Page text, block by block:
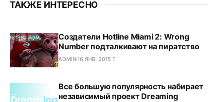
ТАКЖЕ ИНТЕРЕСНО
Создатели Hotline Miami 2: Wrong
Number подталкивают на пиратство
ADMIN16 ЯНВ. 2015 Г.
Все большую популярность набирает
независимый проект Dreaming